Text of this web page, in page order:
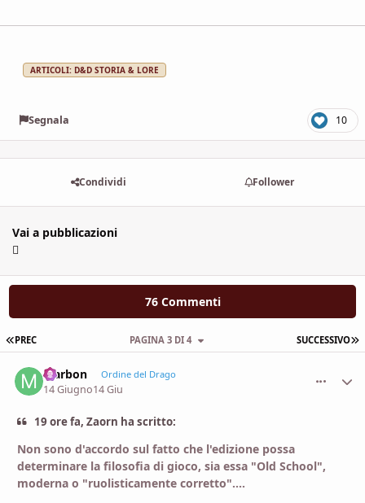
ARTICOLI: D&D STORIA & LORE
Segnala 10
Condividi Follower
Vai a pubblicazioni
76 Commenti
PRIMA PAGINA
PREC SUCCESSIVO
PAGINA 3 DI 4
Marbon Ordine del Drago
14 Giugno14 Giu
19 ore fa, Zaorn ha scritto:
Non sono d'accordo sul fatto che l'edizione possa
determinare la filosofia di gioco, sia essa "Old School",
moderna o "ruolisticamente corretto"....